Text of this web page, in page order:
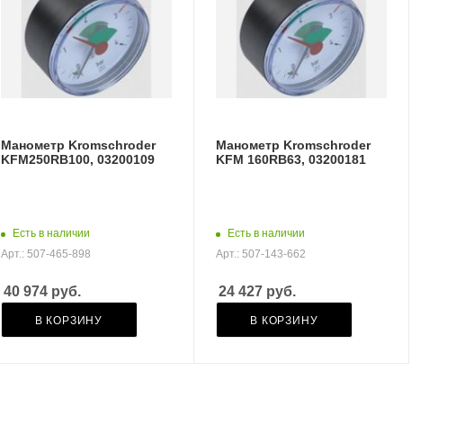
Манометр Kromschroder
KFM250RB100, 03200109
Есть в наличии
Арт.: 507-465-898
40 974руб.
В КОРЗИНУ
Манометр Kromschroder
KFM 160RB63, 03200181
Есть в наличии
Арт.: 507-143-662
24 427руб.
В КОРЗИНУ